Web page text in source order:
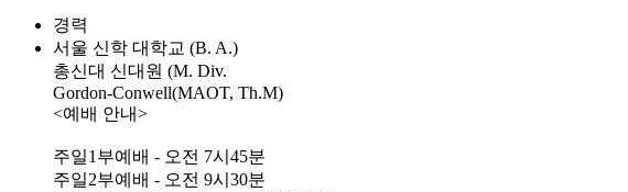
경력
서울 신학 대학교 (B. A.)
총신대 신대원 (M. Div.
Gordon-Conwell(MAOT, Th.M)
<예배 안내>
주일1부예배 - 오전 7시45분
주일2부예배 - 오전 9시30분